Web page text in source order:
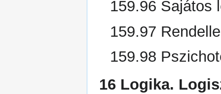
159.96 Sajátos
159.97
159.98
16 Logika.